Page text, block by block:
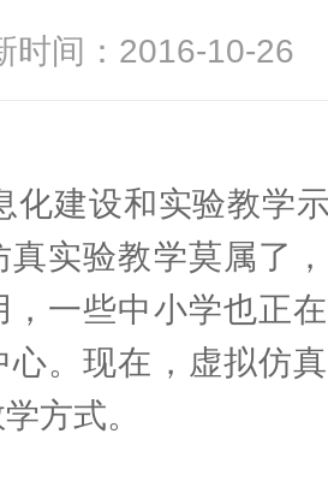
时间：2016-10-
建设和实验教学
真实验教学莫属了
，一些中小学也正
心。现在，虚拟仿
方式。